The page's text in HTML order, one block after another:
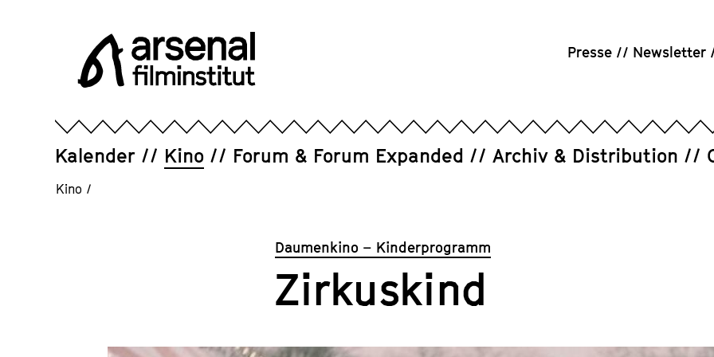
Filminstitut
Presse Newsletter
Kalender Kino Forum & Forum Expanded Archiv & Distribution
Kino /
Daumenkino – Kinderprogramm
Zirkuskind